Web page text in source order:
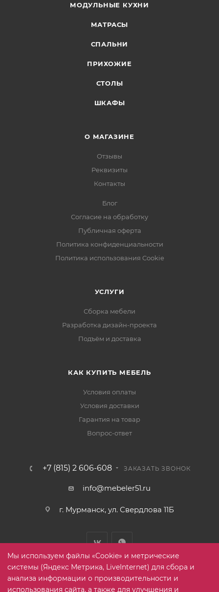
МОДУЛЬНЫЕ КУХНИ
МАТРАСЫ
СПАЛЬНИ
ПРИХОЖИЕ
СТОЛЫ
ШКАФЫ
О МАГАЗИНЕ
Отзывы
Реквизиты
Контакты
Блог
Согласие на обработку
Публичная оферта
Политика конфиденциальности
Политика использования Cookie
УСЛУГИ
Сборка мебели
Разработка дизайн-проекта
Подъём и доставка
КАК КУПИТЬ МЕБЕЛЬ
Условия оплаты
Условия доставки
Гарантия на товар
Вопрос-ответ
+7 (815) 2 606-608 ЗАКАЗАТЬ ЗВОНОК
info@mebeler51.ru
г. Мурманск, ул. Свердлова 11Б
Мы используем файлы «Cookie» и метрические
системы (Яндекс Метрика, LiveInternet) для сбора и
анализа информации о производительности и
использования сайта, а также для улучшения и